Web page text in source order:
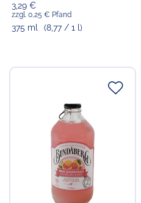
3,29 €
zzgl. 0,25 € Pfand
375 ml (8,77 / 1 l)